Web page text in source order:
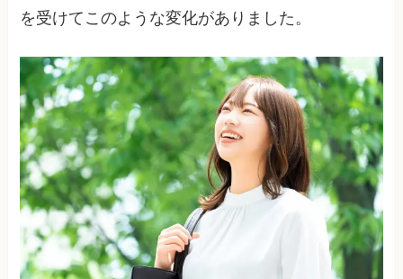
を受けてこのような変化がありました。